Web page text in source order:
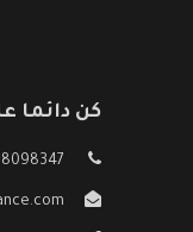
كن دائما